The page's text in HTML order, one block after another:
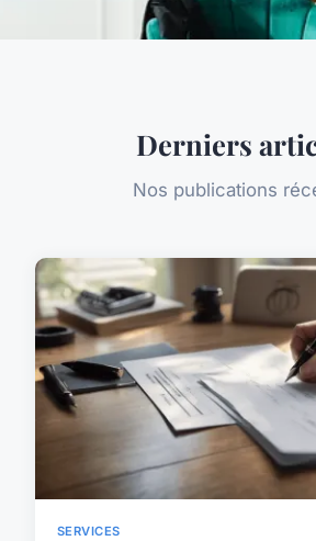
Derniers
Nos publications
SERVICES